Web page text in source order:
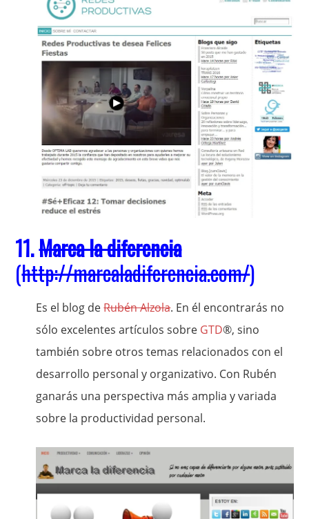
11.Marca la diferencia
(http://marcaladiferencia.com/)
Es el blog deRubén Alzola. En él encontrarás no
sólo excelentes artículos sobre GTD®, sino
también sobre otros temas relacionados con el
desarrollo personal y organizativo. Con Rubén
ganarás una perspectiva más amplia y variada
sobre la productividad personal.